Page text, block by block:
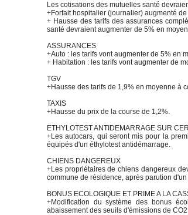
Les cotisations des mutuelles santé
+Forfait hospitalier (journalier) augmenté
+ Hausse des tarifs des assurances
santé devraient augmenter de 5% en
ASSURANCES
+Auto : les tarifs vont augmenter de 5% en
+ Habitation : les tarifs vont augmenter de
TGV
+Hausse des tarifs de 1,9% en moyenne à
TAXIS
+Hausse du prix de la course de 1,2%.
ETHYLOTEST ANTIDEMARRAGE SUR
+Les autocars, qui seront mis pour la
équipés d'un éthylotest antidémarrage.
CHIENS DANGEREUX
+Les propriétaires de chiens dangereux
commune de résidence, après parution
BONUS ECOLOGIQUE ET PRIME A LA
+Modification du système des bonus
abaissement des seuils d'émissions de